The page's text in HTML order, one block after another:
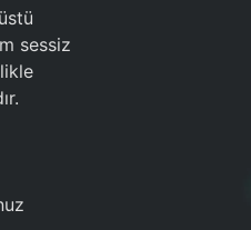
sessiz